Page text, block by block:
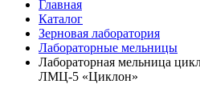
Главная
Каталог
Зерновая лаборатория
Лабораторные мельницы
Лабораторная мельница
ЛМЦ-5 «Циклон»